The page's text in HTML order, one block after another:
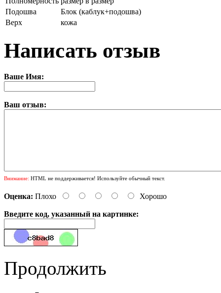
Подошва
Блок (каблук+подошва)
Верх
кожа
Написать отзыв
Ваше Имя:
Ваш отзыв:
Внимание: HTML не поддерживается! Используйте обычный текст.
Оценка: Плохо Хорошо
Введите код, указанный на картинке:
Продолжить